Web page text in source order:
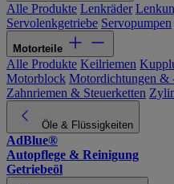
Alle Produkte Lenkräder
Servolenkgetriebe Servopumpen
Motorteile
Alle Produkte Keilriemen
Motorblock Motordichtungen &
Zahnriemen & Steuerketten
Öle & Flüssigkeiten
AdBlue®
Autopflege & Reinigung
Getriebeöl